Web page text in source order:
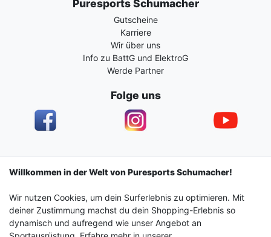
Puresports Schumacher
Gutscheine
Karriere
Wir über uns
Info zu BattG und ElektroG
Werde Partner
Folge uns
Impressum Daten­schutz­erklärung AGB
Barrierefreiheitserklärung Widerrufs­recht
Willkommen in der Welt von Puresports Schumacher!
Wir nutzen Cookies, um dein Surferlebnis zu optimieren. Mit
deiner Zustimmung machst du dein Shopping-Erlebnis so
dynamisch und aufregend wie unser Angebot an